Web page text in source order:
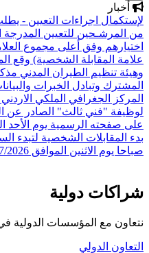
أخبار
لإستكمال اجراءات التعيين -
من المرشـحين للتعيين المدرجة
اختيارهم وفق أعلى مجموع
علامة المقابلة الشخصية) وقع
وهيئة تنظيم الطيران المدني
المشترك وتبادل الخبرات
المركز الجغرافي الملكي
لوظيفة "فني ثالث" الصادر عن
صباحا يوم الاثنين الموافق 20/7/2026 وهو نفس التاريخ المعلن.
شراكات دولية
نتعاون مع المؤسسات الدولية
التعاون الدولي